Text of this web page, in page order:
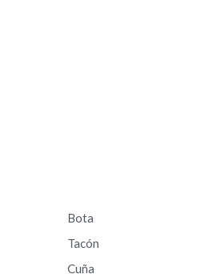
Bota
Tacón
Cuña